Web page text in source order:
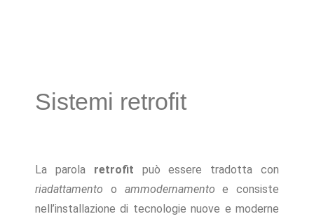
Sistemi retrofit
La parola retrofit può essere tradotta con
riadattamento o ammodernamento e consiste
nell’installazione di tecnologie nuove e moderne